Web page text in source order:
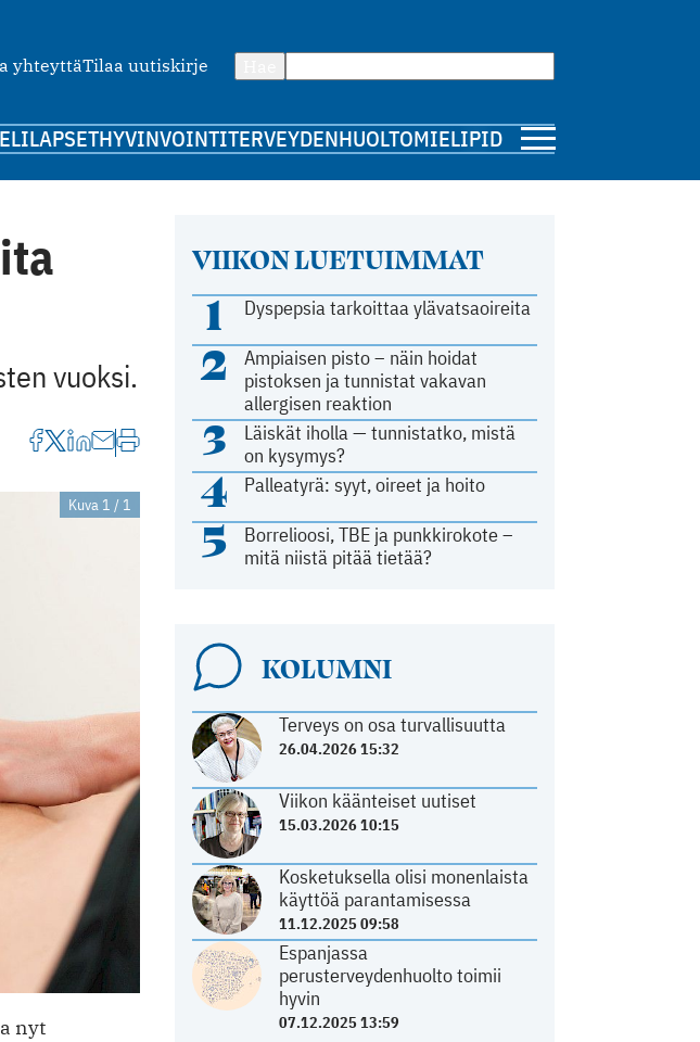
yhteyttäTilaa uutiskirje
LAPSETHYVINVOINTITERVEYDENHUOLTOMIELIPIDE
VIIKON LUETUIMMAT
1 Dyspepsia tarkoittaa ylävatsaoireita
2
Ampiaisen pisto – näin hoidat
pistoksen ja tunnistat vakavan
allergisen reaktion
3
Läiskät iholla — tunnistatko, mistä
on kysymys?
4 Palleatyrä: syyt, oireet ja hoito
5
Borrelioosi, TBE ja punkkirokote –
mitä niistä pitää tietää?
KOLUMNI
Terveys on osa turvallisuutta
26.04.2026 15:32
Viikon käänteiset uutiset
15.03.2026 10:15
Kosketuksella olisi monenlaista
käyttöä parantamisessa
11.12.2025 09:58
Espanjassa
perusterveydenhuolto toimii
hyvin
07.12.2025 13:59
vuoksi.
Kuva 1 / 1
nyt